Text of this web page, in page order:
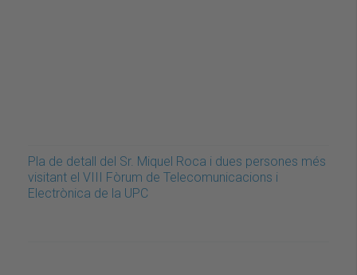
Pla de detall del Sr. Miquel Roca i dues persones més
visitant el VIII Fòrum de Telecomunicacions i
Electrònica de la UPC